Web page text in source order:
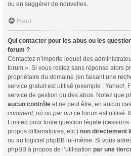
ou en suggérer de nouvelles.
Haut
Qui contacter pour les abus ou les
forum ?
Contactez n’importe lequel des
forum ». Si vous restez sans réponse alors
propriétaire du domaine (en faisant une
service gratuit est utilisé (exemple : Yahoo!,
service de gestion ou des abus. Notez que
aucun contrôle et ne peut être, en aucun
comment, où ou par qui ce forum est utilisé.
Limited pour toute question légale
propos diffamatoires, etc.) non directement
ou au logiciel phpBB lui-même. Si vous
phpBB à propos de l’utilisation par une